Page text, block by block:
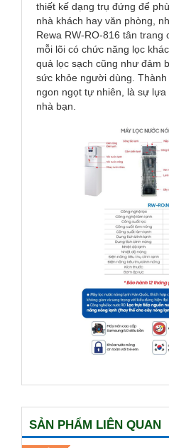
thiết kế dạng trụ đứng để
nhà khách hay văn phòng,
Rewa RW-RO-816 tân trang
mỗi lõi có chức năng lọc
quả lọc sạch cũng như đảm
sức khỏe người dùng.
ngon ngọt tự nhiên, là sự
nhà bạn.
SẢN PHẨM LIÊN QUAN